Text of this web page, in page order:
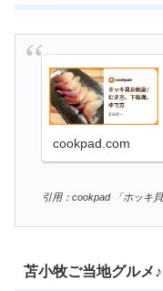
cookpad.com
引用：cookpad 「ホッキ
苫小牧ご当地グルメ